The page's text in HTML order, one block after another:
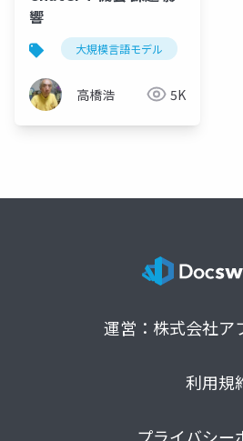
響
大規模言語モデル
高橋浩 5K
運営：株式会社ア
利用規
プライバシー